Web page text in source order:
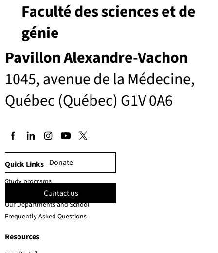
Pavillon Alexandre-Vachon
1045, avenue de la Médecine,
Québec (Québec) G1V 0A6
Faculté des sciences et de
génie
Donate
Contact us
Quick Links
Resources
Study programs
Faculty members
Our Departments and School
Frequently Asked Questions